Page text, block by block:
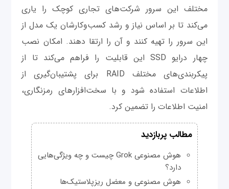
مختلف این سرور شرکت‌های تجاری کوچک را یاری
می‌کند تا بر اساس نیاز و رشد کسب‌وکارشان یک مدل از
این سرور را تهیه کنند و آن را ارتقا دهند. امکان نصب
چهار درایو SSD این قابلیت را فراهم می‌کند تا از
پیکربندی‌های مختلف RAID برای پشتیبان‌گیری از
اطلاعات استفاده شود و با سخت‌افزارهای رمزنگاری،
امنیت اطلاعات را تضمین کرد.
مطالب پربازدید
هوش مصنوعی Grok چیست و چه ویژگی‌هایی
دارد؟
هوش مصنوعی و معضل ریزپلاستیک‌ها